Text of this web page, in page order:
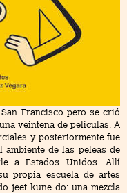
Francisco pero se crió
veintena de películas. A
y posteriormente fue
ambiente de las peleas de
a Estados Unidos. Allí
propia escuela de artes
jeet kune do: una mezcla